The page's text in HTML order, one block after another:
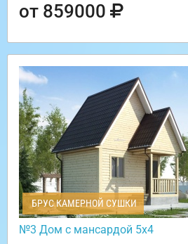
от 859000
БРУС КАМЕРНОЙ СУШКИ
№3 Дом с мансардой 5х4